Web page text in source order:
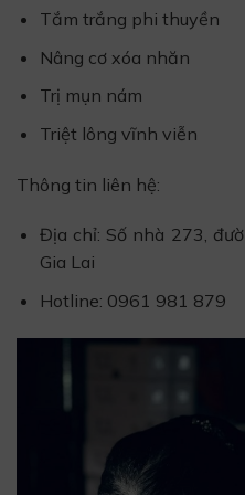
Tắm trắng phi thuyền
Nâng cơ xóa nhăn
Trị mụn nám
Triệt lông vĩnh viễn
Thông tin liên hệ:
Địa chỉ: Số nhà 273,
Gia Lai
Hotline: 0961 981 879